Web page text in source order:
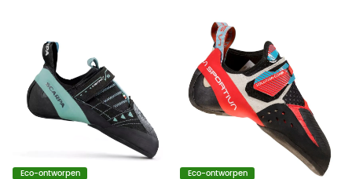
Eco-ontworpen Eco-ontworpen